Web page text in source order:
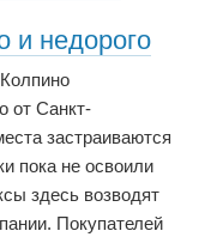
и недорого
от Санкт-
застраиваются
пока не освоили
здесь возводят
Покупателей